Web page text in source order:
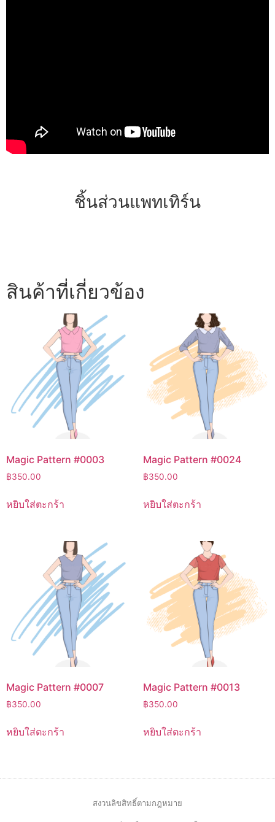
ชิ้นส่วนแพทเทิร์น
สินค้าที่เกี่ยวข้อง
Magic Pattern #0003
฿350.00
หยิบใส่ตะกร้า
Magic Pattern #0024
฿350.00
หยิบใส่ตะกร้า
Magic Pattern #0007
฿350.00
หยิบใส่ตะกร้า
Magic Pattern #0013
฿350.00
หยิบใส่ตะกร้า
สงวนลิขสิทธิ์ตามกฎหมาย